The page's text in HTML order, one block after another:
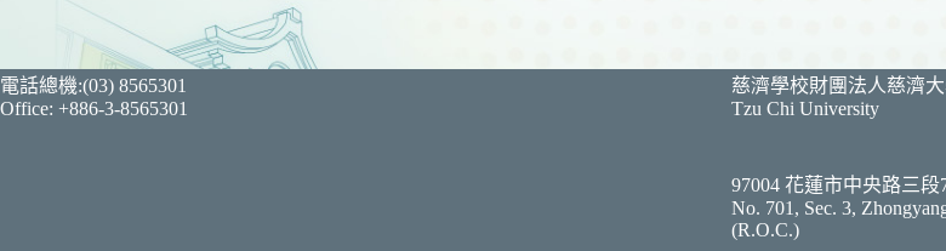
電話總機:(03) 8565301
Office: +886-3-8565301
慈濟學校財團法人慈濟
Tzu Chi University
97004 花蓮市中央路三段
No. 701, Sec. 3,
(R.O.C.)